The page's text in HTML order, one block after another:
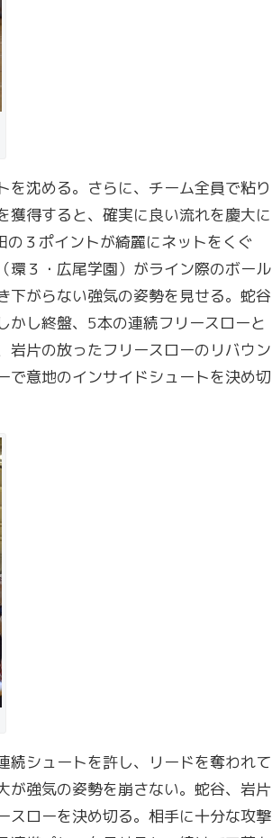
沈める。さらに、チーム全員で粘り
獲得すると、確実に良い流れを慶大に
３ポイントが綺麗にネットをくぐ
環３・広尾学園）がライン際のボール
下がらない強気の姿勢を見せる。蛇谷
かし終盤、5本の連続フリースローと
岩片の放ったフリースローのリバウン
で意地のインサイドシュートを決め切
続シュートを許し、リードを奪われて
が強気の姿勢を崩さない。蛇谷、岩片
スローを決め切る。相手に十分な攻撃